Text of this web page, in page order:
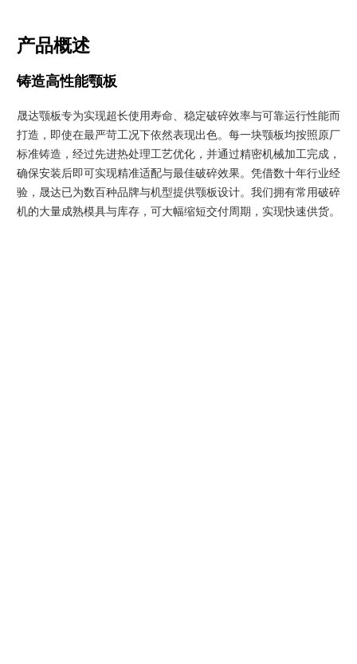
产品概述
铸造高性能颚板
晟达颚板专为实现超长使用寿命、稳定破碎效率与可靠运行性能而
打造，即使在最严苛工况下依然表现出色。每一块颚板均按照原厂
标准铸造，经过先进热处理工艺优化，并通过精密机械加工完成，
确保安装后即可实现精准适配与最佳破碎效果。凭借数十年行业经
验，晟达已为数百种品牌与机型提供颚板设计。我们拥有常用破碎
机的大量成熟模具与库存，可大幅缩短交付周期，实现快速供货。